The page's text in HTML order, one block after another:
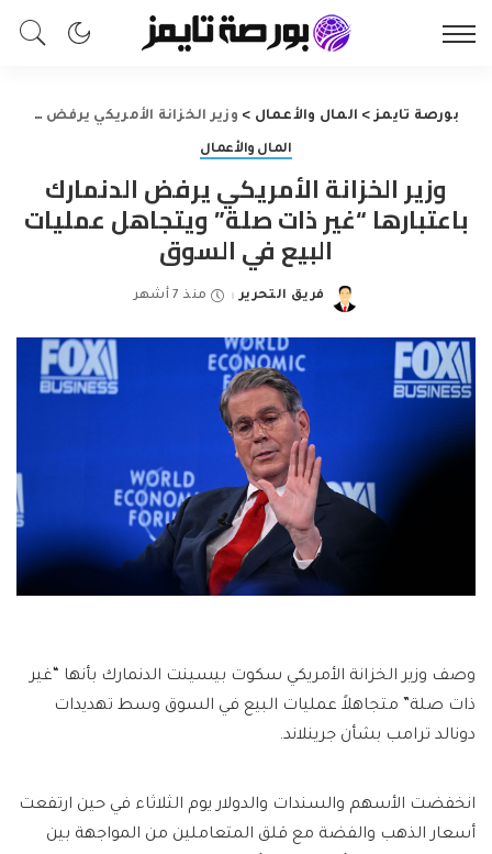
بورصة تايمز> المال والأعمال > وزير الخزانة الأمريكي يرفض الدنمارك باعتبارها “غير ذات صلة” ويتجاهل عمليات البيع في السوق
المال والأعمال
وزير الخزانة الأمريكي يرفض الدنمارك
باعتبارها “غير ذات صلة” ويتجاهل عمليات
البيع في السوق
Posted
فريق التحرير منذ 7 أشهر
وصف وزير الخزانة الأمريكي سكوت بيسينت الدنمارك بأنها “غير
ذات صلة” متجاهلاً عمليات البيع في السوق وسط تهديدات
دونالد ترامب بشأن جرينلاند.
انخفضت الأسهم والسندات والدولار يوم الثلاثاء في حين ارتفعت
أسعار الذهب والفضة مع قلق المتعاملين من المواجهة بين